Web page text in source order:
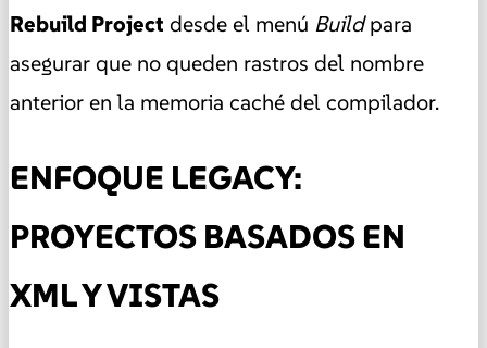
Rebuild Project desde el menú Buildpara
asegurar que no queden rastros del nombre
anterior en la memoria caché del compilador.
ENFOQUE LEGACY:
PROYECTOS BASADOS EN
XML Y VISTAS